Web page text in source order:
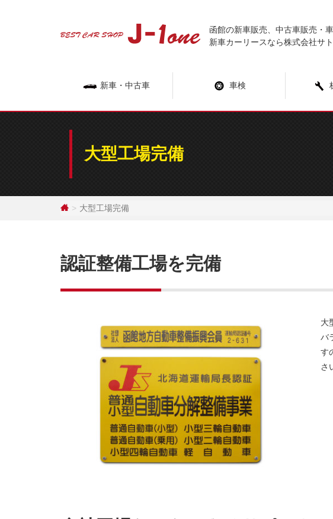
函館の新車販売、中古車販売・
新車カーリースなら株式会社サ
新車・中古車 車検
大型工場完備
大型工場完備
認証整備工場を完備
大
バ
す
さ